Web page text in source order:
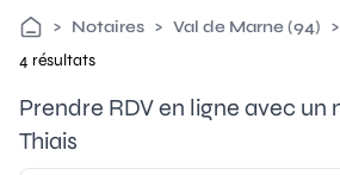
> Notaires > Val de Marne (94) >
4 résultats
Prendre RDV en ligne avec un
Thiais